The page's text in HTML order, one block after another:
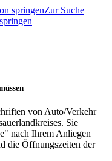
springenZur Suche
von Auto/Verkehr
Sie
nach Ihrem Anliegen
die Öffnungszeiten der